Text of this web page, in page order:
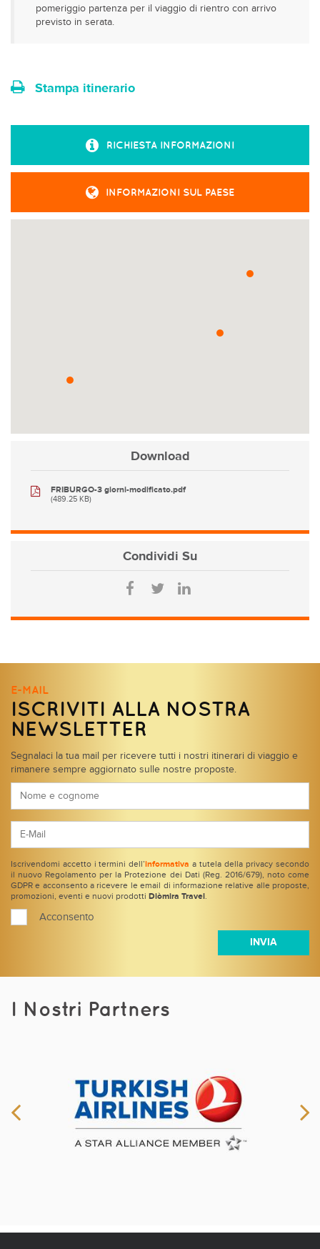
pomeriggio partenza per il viaggio di rientro con arrivo
previsto in serata.
Stampa itinerario
RICHIESTA INFORMAZIONI
INFORMAZIONI SUL PAESE
Download
FRIBURGO-3 giorni-modificato.pdf
(489.25 KB)
Condividi Su
E-MAIL
ISCRIVITI ALLA NOSTRA
NEWSLETTER
Segnalaci la tua mail per ricevere tutti i nostri itinerari di viaggio e
rimanere sempre aggiornato sulle nostre proposte.
Iscrivendomi accetto i termini dell’ informativa a tutela della privacy secondo
il nuovo Regolamento per la Protezione dei Dati (Reg. 2016/679), noto come
GDPR e acconsento a ricevere le email di informazione relative alle proposte,
promozioni, eventi e nuovi prodotti Diòmira Travel .
Acconsento
I Nostri Partners